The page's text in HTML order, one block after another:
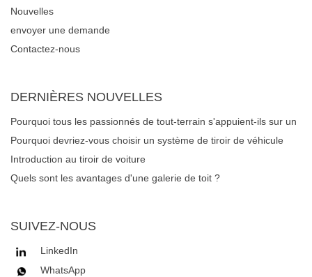
Nouvelles
envoyer une demande
Contactez-nous
DERNIÈRES NOUVELLES
Pourquoi tous les passionnés de tout-terrain s'appuient-ils sur un
système de tiroirs de véhicule robuste pour la gestion des
Pourquoi devriez-vous choisir un système de tiroir de véhicule
pour votre voiture ou votre camion?
Introduction au tiroir de voiture
Quels sont les avantages d'une galerie de toit ?
SUIVEZ-NOUS
LinkedIn
WhatsApp